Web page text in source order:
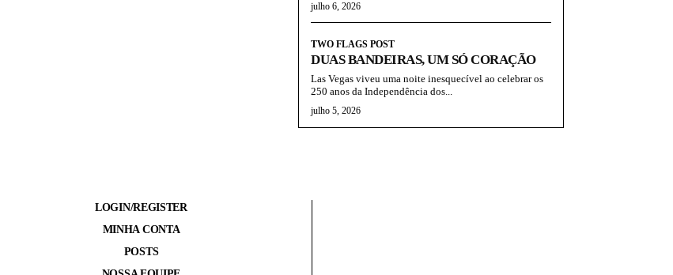
julho 6, 2026
TWO FLAGS POST
DUAS BANDEIRAS, UM SÓ CORAÇÃO
Las Vegas viveu uma noite inesquecível ao celebrar os
250 anos da Independência dos...
julho 5, 2026
LOGIN/REGISTER
MINHA CONTA
POSTS